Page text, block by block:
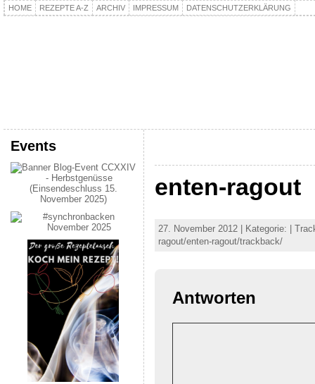
HOME REZEPTE A-Z ARCHIV IMPRESSUM DATENSCHUTZERKLÄRUNG
Events
enten-ragout
27. November 2012 | Kategorie: |
ragout/enten-ragout/trackback/
Antworten